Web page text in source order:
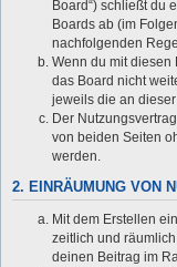
Board“) schließt du
Boards ab (im
nachfolgenden
Wenn du mit diesen
das Board nicht
jeweils die an
Der
von beiden Seiten
werden.
2. EINRÄUMUNG VON
Mit dem Erstellen
zeitlich und
deinen Beitrag im